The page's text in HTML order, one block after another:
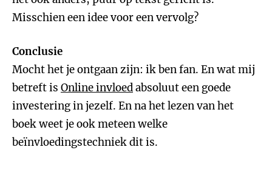
Misschien een idee voor een vervolg?
Conclusie
Mocht het je ontgaan zijn: ik ben fan. En wat mij
betreft is Online invloedabsoluut een goede
investering in jezelf. En na het lezen van het
boek weet je ook meteen welke
beïnvloedingstechniek dit is.